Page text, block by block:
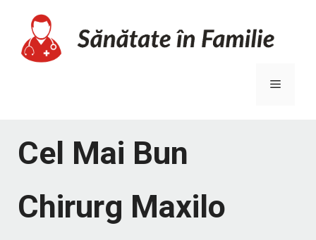
conținut
Meniu
Cel Mai Bun
Chirurg Maxilo